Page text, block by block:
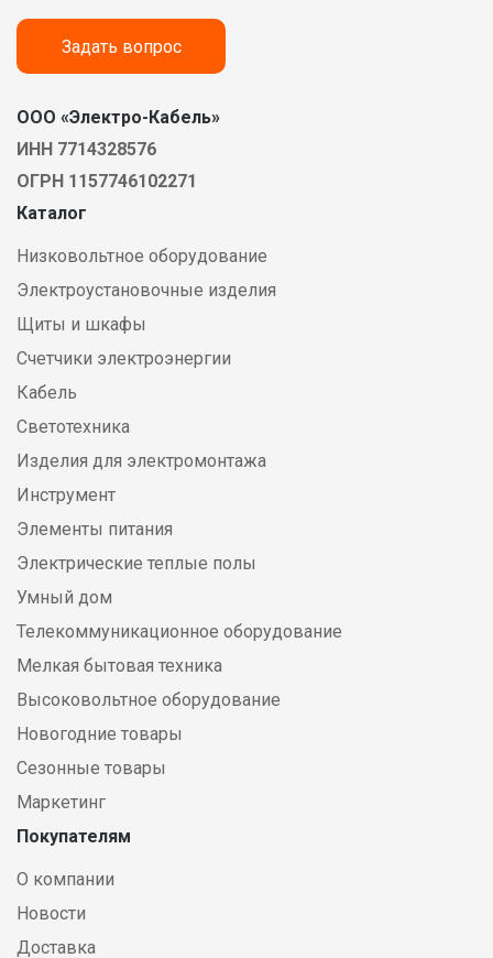
Задать вопрос
ООО «Электро-Кабель»
ИНН 7714328576
ОГРН 1157746102271
Каталог
Низковольтное оборудование
Электроустановочные изделия
Щиты и шкафы
Счетчики электроэнергии
Кабель
Светотехника
Изделия для электромонтажа
Инструмент
Элементы питания
Электрические теплые полы
Умный дом
Телекоммуникационное оборудование
Мелкая бытовая техника
Высоковольтное оборудование
Новогодние товары
Сезонные товары
Маркетинг
Покупателям
О компании
Новости
Доставка